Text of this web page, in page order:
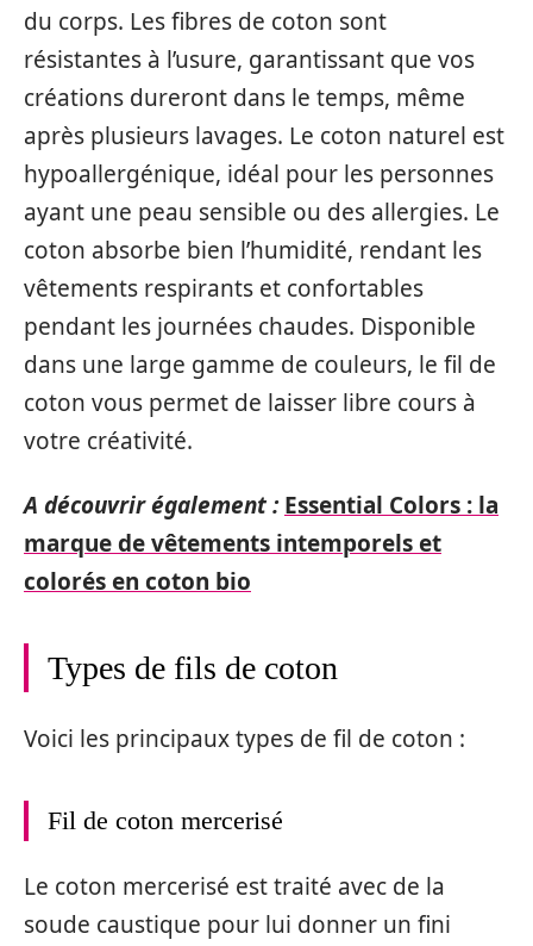
du corps. Les fibres de coton sont
résistantes à l’usure, garantissant que vos
créations dureront dans le temps, même
après plusieurs lavages. Le coton naturel est
hypoallergénique, idéal pour les personnes
ayant une peau sensible ou des allergies. Le
coton absorbe bien l’humidité, rendant les
vêtements respirants et confortables
pendant les journées chaudes. Disponible
dans une large gamme de couleurs, le fil de
coton vous permet de laisser libre cours à
votre créativité.
A découvrir également : Essential Colors : la
marque de vêtements intemporels et
colorés en coton bio
Types de fils de coton
Voici les principaux types de fil de coton :
Fil de coton mercerisé
Le coton mercerisé est traité avec de la
soude caustique pour lui donner un fini